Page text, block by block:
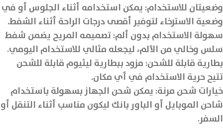
وضعيتان للاستخدام: يمكن استخدامه أثناء الجلوس أو في
وضعية الاسترخاء لتوفير أقصى درجات الراحة أثناء الشفط.
سهولة الاستخدام بدون ألم: تصميمه المريح يضمن شفط
سلس وخالي من الألم، ليجعله مثالي للاستخدام اليومي.
بطارية قابلة للشحن: مزود ببطارية ليثيوم قابلة للشحن
تتيح حرية الاستخدام في أي مكان.
خيارات شحن مرنة: يمكن شحن الجهاز بسهولة باستخدام
شاحن الموبايل أو الباور بانك ليكون مناسب أثناء التنقل أو
السفر.